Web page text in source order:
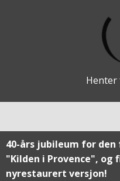
40-års jubileum for
"Kilden i Provence", og
nyrestaurert versjon!